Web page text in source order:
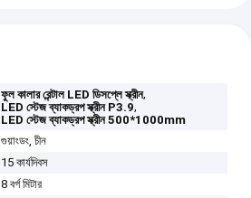
ফুল কালার রেন্টাল LED ডিসপ্লে স্ক্রীন,
LED স্টেজ ব্যাকড্রপ স্ক্রীন P3.9,
LED স্টেজ ব্যাকড্রপ স্ক্রীন 500*1000mm
গুয়াংডং, চীন
15 কার্যদিবস
8 বর্গ মিটার